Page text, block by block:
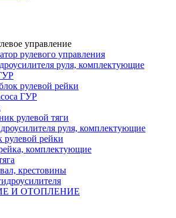
управление
рулевого управления
руля, комплектующие
рулевой рейки
ГУР
рулевой тяги
руля, комплектующие
рейки
комплектующие
крестовины
И ОТОПЛЕНИЕ